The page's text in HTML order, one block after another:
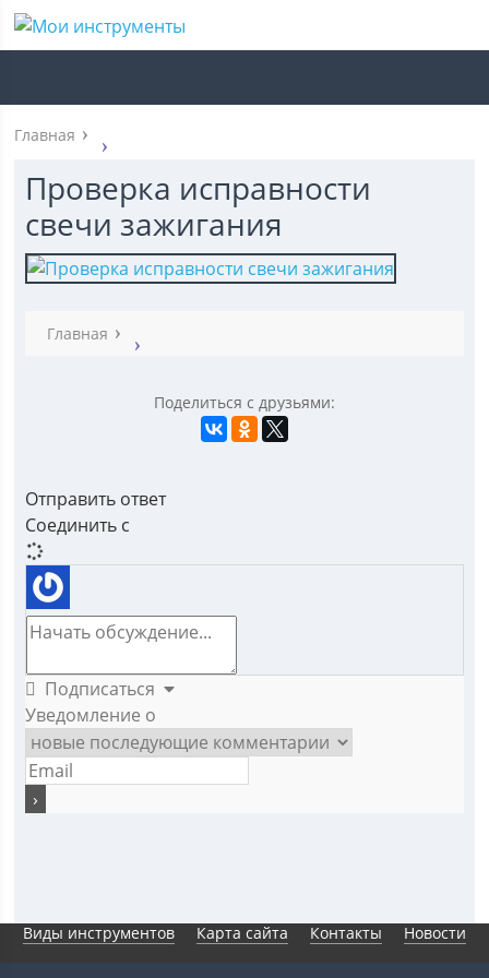
Главная
Проверка исправности
свечи зажигания
Главная
Поделиться с друзьями:
Отправить ответ
Соединить с
Подписаться
Уведомление о
Виды инструментов Карта сайта Контакты Новости